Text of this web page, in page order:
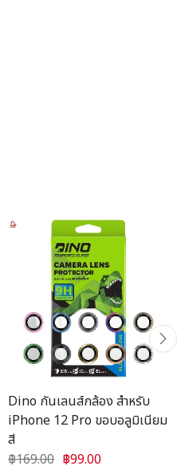
Dino กันเลนส์กล้อง สำหรับ
iPhone 12 Pro ขอบอลูมิเนียม
สี
฿169.00 ฿99.00